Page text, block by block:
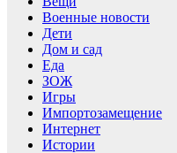
Военные новости
Дети
Дом и сад
Еда
ЗОЖ
Игры
Импортозамещение
Интернет
Истории